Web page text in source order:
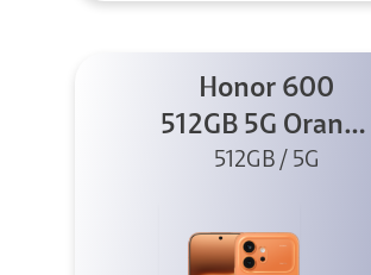
Honor 600
512GB 5G Orange
+ Clip 2
512GB / 5G